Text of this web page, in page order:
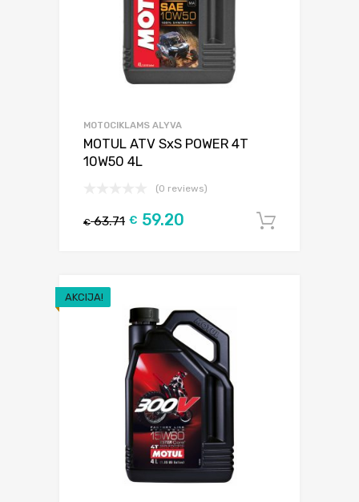
MOTOCIKLAMS ALYVA
MOTUL ATV SxS POWER 4T
10W50 4L
(0 reviews)
€63.71 € 59.20
AKCIJA!